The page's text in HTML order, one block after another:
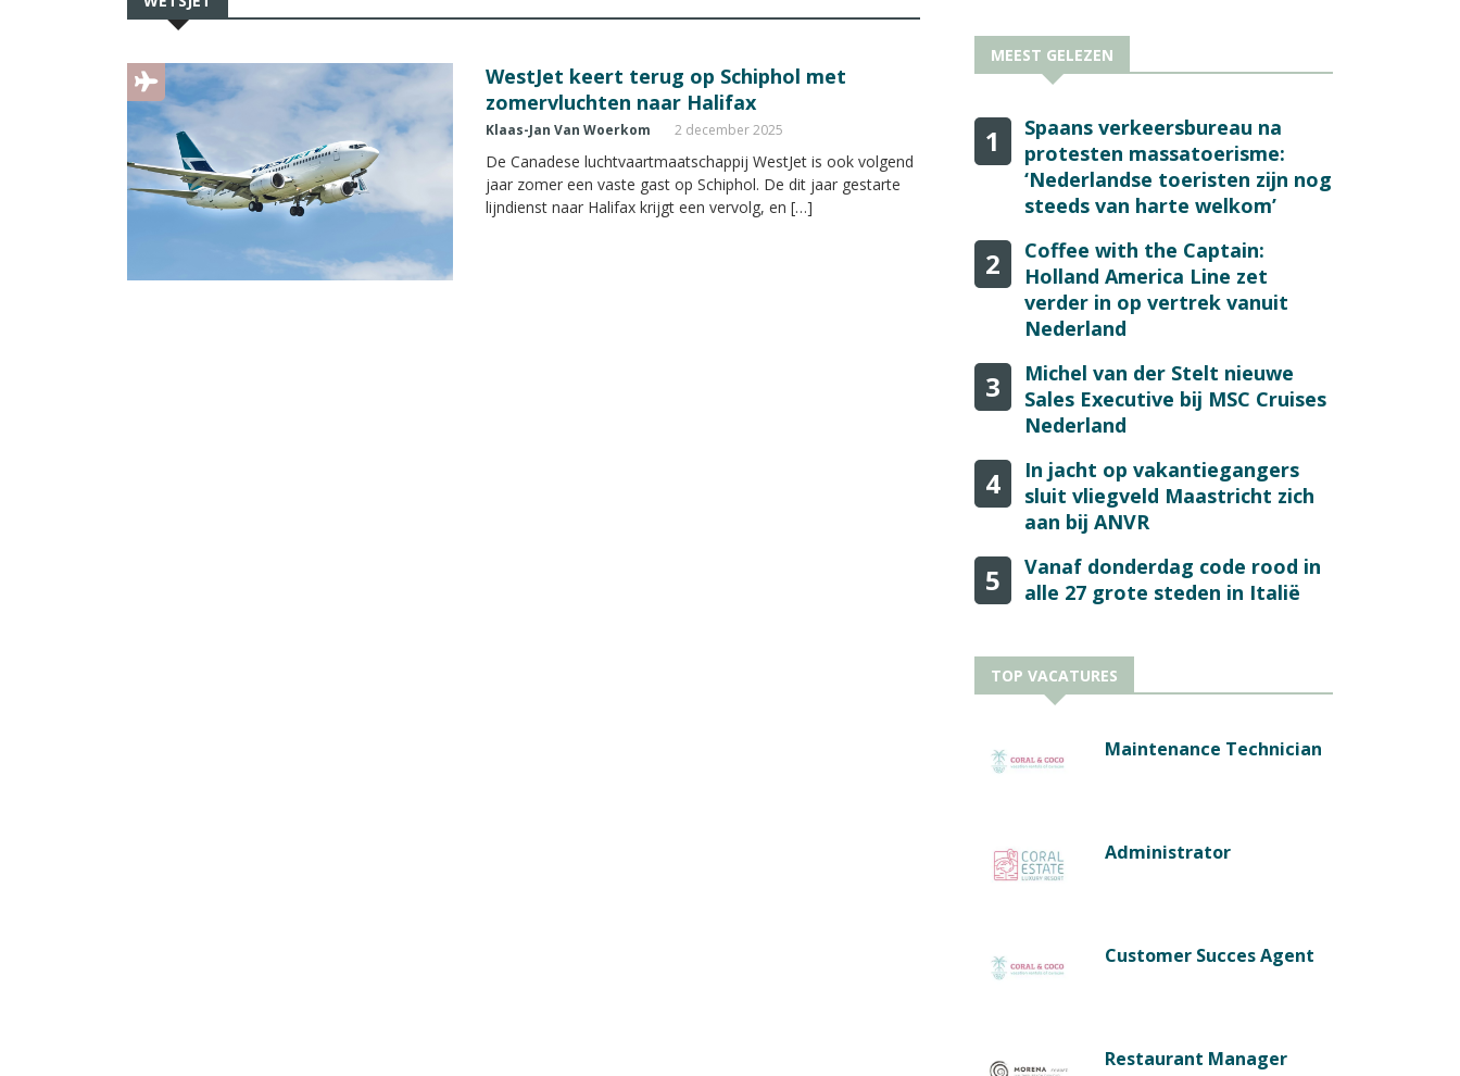
WestJet keert terug op Schiphol met
zomervluchten naar Halifax
Klaas-Jan Van Woerkom 2 december 2025
De Canadese luchtvaartmaatschappij WestJet is ook volgend
jaar zomer een vaste gast op Schiphol. De dit jaar gestarte
lijndienst naar Halifax krijgt een vervolg, en […]
MEEST GELEZEN
1
Spaans verkeersbureau na
protesten massatoerisme:
‘Nederlandse toeristen zijn nog
steeds van harte welkom’
2
Coffee with the Captain:
Holland America Line zet
verder in op vertrek vanuit
Nederland
3
Michel van der Stelt nieuwe
Sales Executive bij MSC Cruises
Nederland
4
In jacht op vakantiegangers
sluit vliegveld Maastricht zich
aan bij ANVR
5
Vanaf donderdag code rood in
alle 27 grote steden in Italië
TOP VACATURES
Maintenance Technician
Administrator
Customer Succes Agent
Restaurant Manager